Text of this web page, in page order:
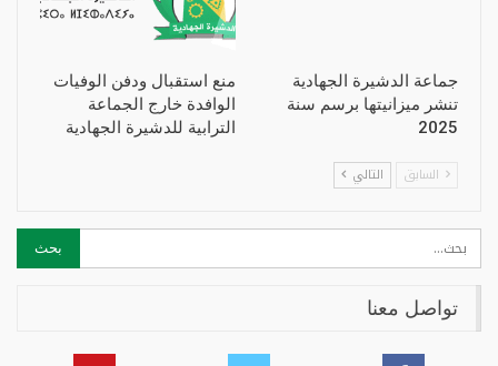
جماعة الدشيرة الجهادية
تنشر ميزانيتها برسم سنة
2025
منع استقبال ودفن الوفيات
الوافدة خارج الجماعة
الترابية للدشيرة الجهادية
السابق التالي
تواصل معنا